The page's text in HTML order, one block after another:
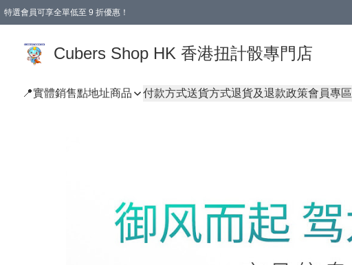
特選會員可享全單低至 9 折優惠！
Cubers Shop HK 香港扭計骰專門店
📍實體銷售點地址商品 付款方式送貨方式退貨及退款政策會員專區